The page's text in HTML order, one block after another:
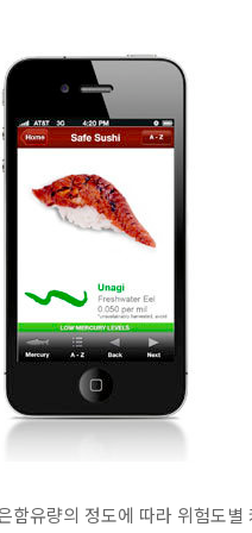
유량의 정도에 따라 위험도